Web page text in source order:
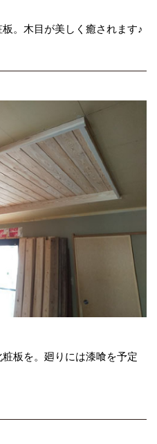
。木目が美しく癒されます♪
板を。廻りには漆喰を予定